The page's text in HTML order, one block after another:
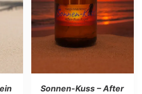
Sonnen-Kuss – After